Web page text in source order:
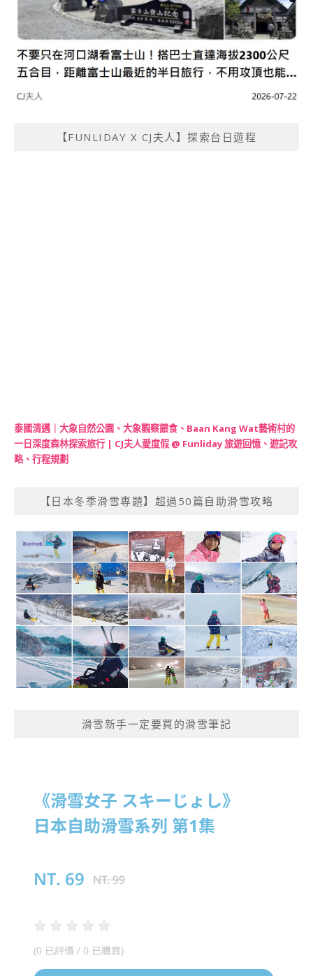
【FUNLIDAY X CJ夫人】探索台日遊程
泰國清邁｜大象自然公園、大象觀察餵食、Baan Kang Wat藝術村的
一日深度森林探索旅行 | CJ夫人愛度假 @ Funliday 旅遊回憶、遊記攻
略、行程規劃
【日本冬季滑雪專題】超過50篇自助滑雪攻略
滑雪新手一定要買的滑雪筆記